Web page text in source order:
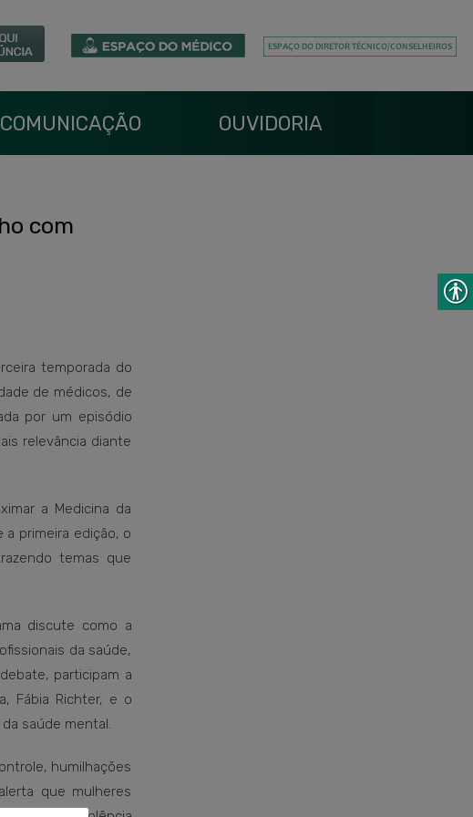
COMUNICAÇÃO OUVIDORIA
com
temporada do
de médicos, de
por um episódio
relevância diante
a Medicina da
a primeira edição, o
temas que
discute como a
da saúde,
participam a
Fábia Richter, e o
saúde mental.​​
humilhações
que mulheres